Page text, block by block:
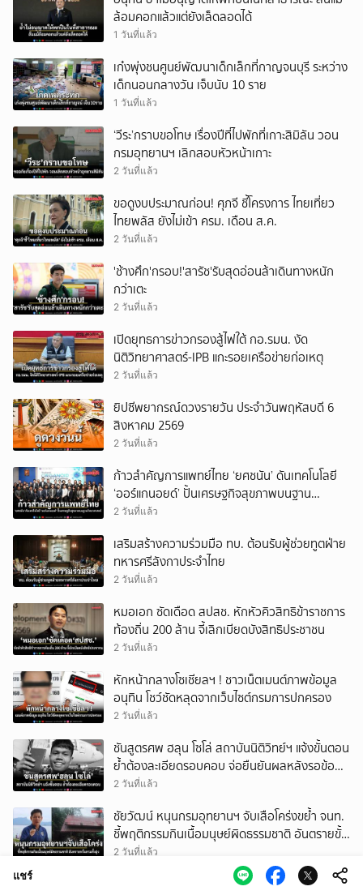
ล้อมคอกแล้วแต่ยังเล็ดลอดได้
1 วันที่แล้ว
เก๋งพุ่งชนศูนย์พัฒนาเด็กเล็กที่กาญจนบุรี ระหว่าง
เด็กนอนกลางวัน เจ็บนับ 10 ราย
1 วันที่แล้ว
‘วีระ’กราบขอโทษ เรื่องปีที่ไปพักที่เกาะสิมิลัน วอน
กรมอุทยานฯ เลิกสอบหัวหน้าเกาะ
2 วันที่แล้ว
ขอดูงบประมาณก่อน! ศุภจี ชี้โครงการ ไทยเที่ยว
ไทยพลัส ยังไม่เข้า ครม. เดือน ส.ค.
2 วันที่แล้ว
'ช้างศึก'กรอบ!'สารัช'รับสุดอ่อนล้าเดินทางหนัก
กว่าเตะ
2 วันที่แล้ว
เปิดยุทธการข่าวกรองสู้ไฟใต้ กอ.รมน. งัด
นิติวิทยาศาสตร์-IPB แกะรอยเครือข่ายก่อเหตุ
2 วันที่แล้ว
ยิปซีพยากรณ์ดวงรายวัน ประจำวันพฤหัสบดี 6
สิงหาคม 2569
2 วันที่แล้ว
ก้าวสำคัญการแพทย์ไทย ‘ยศชนัน’ ดันเทคโนโลยี
‘ออร์แกนอยด์’ ปั้นเศรษฐกิจสุขภาพบนฐาน
วิทยาศาสตร์
2 วันที่แล้ว
เสริมสร้างความร่วมมือ ทบ. ต้อนรับผู้ช่วยทูตฝ่าย
ทหารศรีลังกาประจำไทย
2 วันที่แล้ว
หมอเอก ซัดเดือด สปสช. หักหัวคิวสิทธิข้าราชการ
ท้องถิ่น 200 ล้าน จี้เลิกเบียดบังสิทธิประชาชน
2 วันที่แล้ว
หักหน้ากลางโซเชียลฯ ! ชาวเน็ตเมนต์ภาพข้อมูล
อนุทิน โชว์ชัดหลุดจากเว็บไซต์กรมการปกครอง
2 วันที่แล้ว
ชันสูตรศพ ฮลุน โซโล่ สถาบันนิติวิทย์ฯ แจ้งขั้นตอน
ย้ำต้องละเอียดรอบคอบ จ่อยืนยันผลหลังรอข้อมูล
จากจอร์เจีย
2 วันที่แล้ว
ชัยวัฒน์ หนุนกรมอุทยานฯ จับเสือโคร่งขย้ำ จนท.
ชี้พฤติกรรมกินเนื้อมนุษย์ผิดธรรมชาติ อันตรายขั้น
สุดหวั่นลามทั้งฝูง
2 วันที่แล้ว
ช็อตเดียวสะเทือน เบียร์ เดอะวอยซ์ ปลุกโลกโซเชียล
แชร์